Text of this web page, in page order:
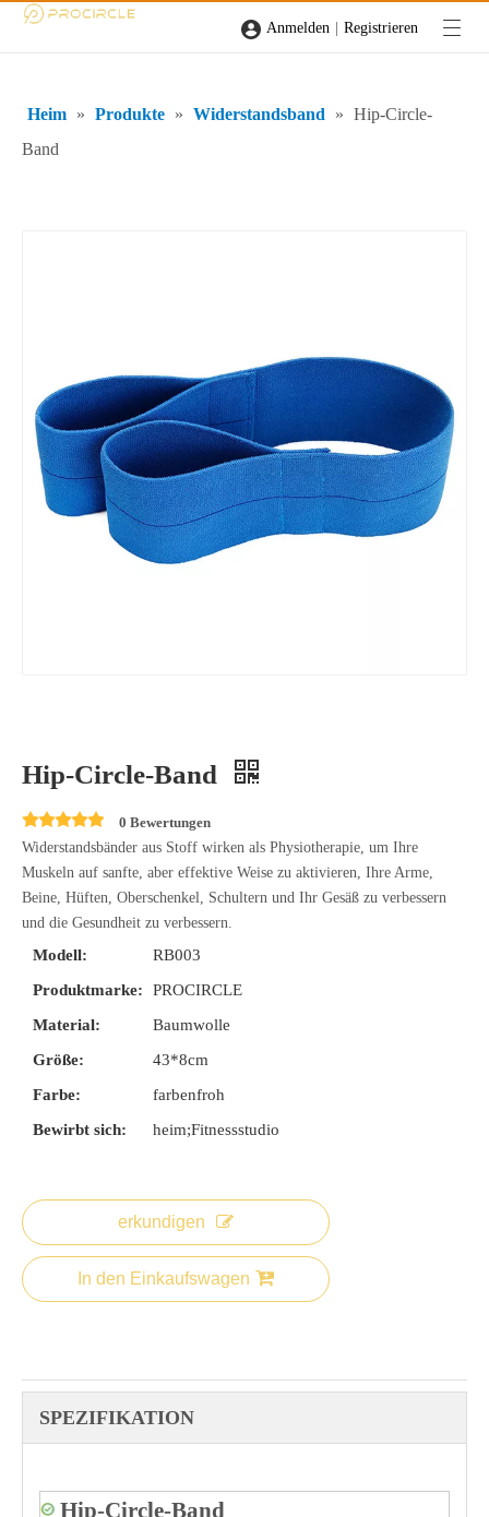
Anmelden | Registrieren
Heim » Produkte » Widerstandsband » Hip-Circle-
Band
Hip-Circle-Band
0 Bewertungen
Widerstandsbänder aus Stoff wirken als Physiotherapie, um Ihre
Muskeln auf sanfte, aber effektive Weise zu aktivieren, Ihre Arme,
Beine, Hüften, Oberschenkel, Schultern und Ihr Gesäß zu verbessern
und die Gesundheit zu verbessern.
Modell:
RB003
Produktmarke:
PROCIRCLE
Material:
Baumwolle
Größe:
43*8cm
Farbe:
farbenfroh
Bewirbt sich:
heim;Fitnessstudio
erkundigen
In den Einkaufswagen
SPEZIFIKATION
Hip-Circle-Band